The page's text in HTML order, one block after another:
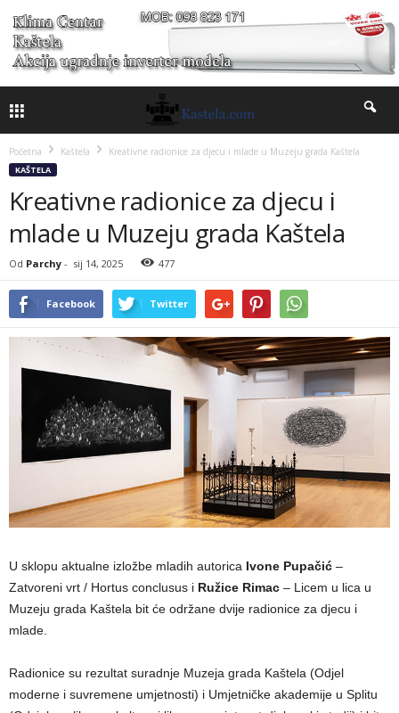
Početna Kaštela Kreativne radionice za djecu i mlade u Muzeju grada Kaštela
KAŠTELA
Kreativne radionice za djecu i
mlade u Muzeju grada Kaštela
Od Parchy - sij 14, 2025 477
Facebook Twitter
U sklopu aktualne izložbe mladih autorica Ivone Pupačić –
Zatvoreni vrt / Hortus conclusus i Ružice Rimac – Licem u lica u
Muzeju grada Kaštela bit će održane dvije radionice za djecu i
mlade.
Radionice su rezultat suradnje Muzeja grada Kaštela (Odjel
moderne i suvremene umjetnosti) i Umjetničke akademije u Splitu